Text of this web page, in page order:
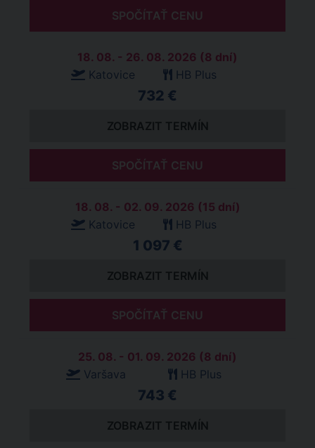
SPOČÍTAŤ CENU
18. 08. - 26. 08. 2026 (8 dní)
Katovice
HB Plus
732 €
ZOBRAZIT TERMÍN
SPOČÍTAŤ CENU
18. 08. - 02. 09. 2026 (15 dní)
Katovice
HB Plus
1 097 €
ZOBRAZIT TERMÍN
SPOČÍTAŤ CENU
25. 08. - 01. 09. 2026 (8 dní)
Varšava
HB Plus
743 €
ZOBRAZIT TERMÍN